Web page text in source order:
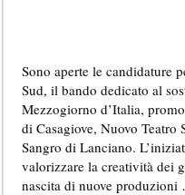
Sono aperte le candidature
Sud, il bando dedicato al
Mezzogiorno d’Italia,
di Casagiove, Nuovo Teatro
Sangro di Lanciano.
valorizzare la creatività dei
nascita di nuove